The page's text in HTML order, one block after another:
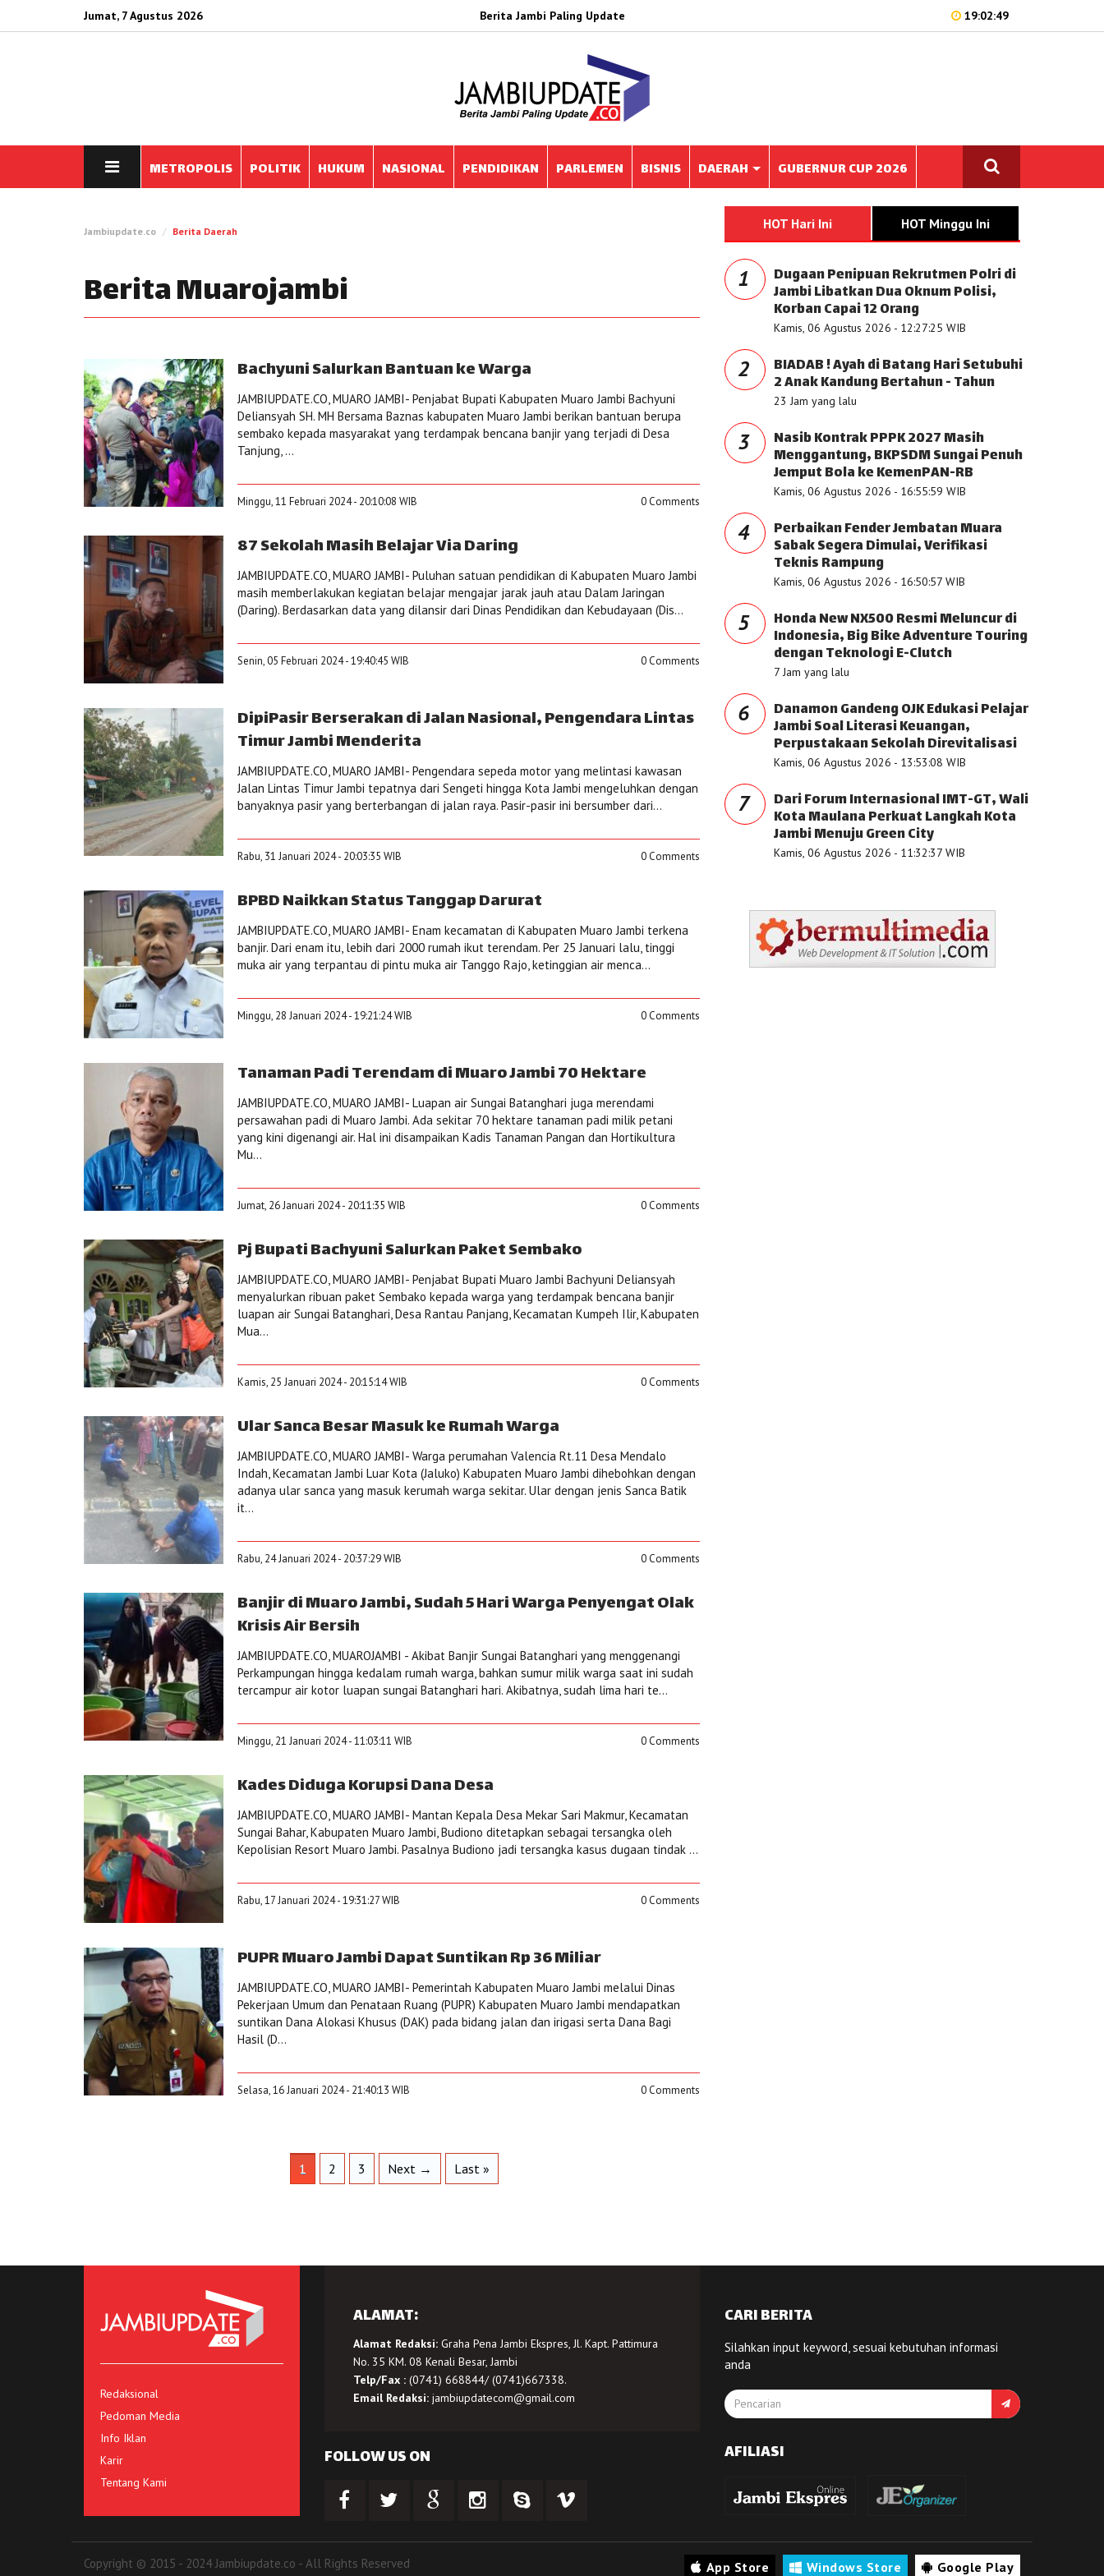
Jumat, 7 Agustus 2026 Berita Jambi Paling Update 19:02:49
METROPOLIS POLITIK HUKUM NASIONAL PENDIDIKAN PARLEMEN BISNIS DAERAH GUBERNUR CUP 2026
Jambiupdate.co Berita Daerah
Berita Muarojambi
Bachyuni Salurkan Bantuan ke Warga
JAMBIUPDATE.CO, MUARO JAMBI- Penjabat Bupati Kabupaten Muaro Jambi Bachyuni
Deliansyah SH. MH Bersama Baznas kabupaten Muaro Jambi berikan bantuan berupa
sembako kepada masyarakat yang terdampak bencana banjir yang terjadi di Desa
Tanjung, ...
Minggu, 11 Februari 2024 - 20:10:08 WIB 0 Comments
87 Sekolah Masih Belajar Via Daring
JAMBIUPDATE.CO, MUARO JAMBI- Puluhan satuan pendidikan di Kabupaten Muaro Jambi
masih memberlakukan kegiatan belajar mengajar jarak jauh atau Dalam Jaringan
(Daring). Berdasarkan data yang dilansir dari Dinas Pendidikan dan Kebudayaan (Dis...
Senin, 05 Februari 2024 - 19:40:45 WIB 0 Comments
DipiPasir Berserakan di Jalan Nasional, Pengendara Lintas
Timur Jambi Menderita
JAMBIUPDATE.CO, MUARO JAMBI- Pengendara sepeda motor yang melintasi kawasan
Jalan Lintas Timur Jambi tepatnya dari Sengeti hingga Kota Jambi mengeluhkan dengan
banyaknya pasir yang berterbangan di jalan raya. Pasir-pasir ini bersumber dari...
Rabu, 31 Januari 2024 - 20:03:35 WIB 0 Comments
BPBD Naikkan Status Tanggap Darurat
JAMBIUPDATE.CO, MUARO JAMBI- Enam kecamatan di Kabupaten Muaro Jambi terkena
banjir. Dari enam itu, lebih dari 2000 rumah ikut terendam. Per 25 Januari lalu, tinggi
muka air yang terpantau di pintu muka air Tanggo Rajo, ketinggian air menca...
Minggu, 28 Januari 2024 - 19:21:24 WIB 0 Comments
Tanaman Padi Terendam di Muaro Jambi 70 Hektare
JAMBIUPDATE.CO, MUARO JAMBI- Luapan air Sungai Batanghari juga merendami
persawahan padi di Muaro Jambi. Ada sekitar 70 hektare tanaman padi milik petani
yang kini digenangi air. Hal ini disampaikan Kadis Tanaman Pangan dan Hortikultura
Mu...
Jumat, 26 Januari 2024 - 20:11:35 WIB 0 Comments
Pj Bupati Bachyuni Salurkan Paket Sembako
JAMBIUPDATE.CO, MUARO JAMBI- Penjabat Bupati Muaro Jambi Bachyuni Deliansyah
menyalurkan ribuan paket Sembako kepada warga yang terdampak bencana banjir
luapan air Sungai Batanghari, Desa Rantau Panjang, Kecamatan Kumpeh Ilir, Kabupaten
Mua...
Kamis, 25 Januari 2024 - 20:15:14 WIB 0 Comments
Ular Sanca Besar Masuk ke Rumah Warga
JAMBIUPDATE.CO, MUARO JAMBI- Warga perumahan Valencia Rt.11 Desa Mendalo
Indah, Kecamatan Jambi Luar Kota (Jaluko) Kabupaten Muaro Jambi dihebohkan dengan
adanya ular sanca yang masuk kerumah warga sekitar. Ular dengan jenis Sanca Batik
it...
Rabu, 24 Januari 2024 - 20:37:29 WIB 0 Comments
Banjir di Muaro Jambi, Sudah 5 Hari Warga Penyengat Olak
Krisis Air Bersih
JAMBIUPDATE.CO, MUAROJAMBI - Akibat Banjir Sungai Batanghari yang menggenangi
Perkampungan hingga kedalam rumah warga, bahkan sumur milik warga saat ini sudah
tercampur air kotor luapan sungai Batanghari hari. Akibatnya, sudah lima hari te...
Minggu, 21 Januari 2024 - 11:03:11 WIB 0 Comments
Kades Diduga Korupsi Dana Desa
JAMBIUPDATE.CO, MUARO JAMBI- Mantan Kepala Desa Mekar Sari Makmur, Kecamatan
Sungai Bahar, Kabupaten Muaro Jambi, Budiono ditetapkan sebagai tersangka oleh
Kepolisian Resort Muaro Jambi. Pasalnya Budiono jadi tersangka kasus dugaan tindak ...
Rabu, 17 Januari 2024 - 19:31:27 WIB 0 Comments
PUPR Muaro Jambi Dapat Suntikan Rp 36 Miliar
JAMBIUPDATE.CO, MUARO JAMBI- Pemerintah Kabupaten Muaro Jambi melalui Dinas
Pekerjaan Umum dan Penataan Ruang (PUPR) Kabupaten Muaro Jambi mendapatkan
suntikan Dana Alokasi Khusus (DAK) pada bidang jalan dan irigasi serta Dana Bagi
Hasil (D...
Selasa, 16 Januari 2024 - 21:40:13 WIB 0 Comments
1 2 3 Next → Last »
HOT Hari Ini HOT Minggu Ini
1 Dugaan Penipuan Rekrutmen Polri di
Jambi Libatkan Dua Oknum Polisi,
Korban Capai 12 Orang
Kamis, 06 Agustus 2026 - 12:27:25 WIB
2 BIADAB ! Ayah di Batang Hari Setubuhi
2 Anak Kandung Bertahun - Tahun
23 Jam yang lalu
3 Nasib Kontrak PPPK 2027 Masih
Menggantung, BKPSDM Sungai Penuh
Jemput Bola ke KemenPAN-RB
Kamis, 06 Agustus 2026 - 16:55:59 WIB
4 Perbaikan Fender Jembatan Muara
Sabak Segera Dimulai, Verifikasi
Teknis Rampung
Kamis, 06 Agustus 2026 - 16:50:57 WIB
5 Honda New NX500 Resmi Meluncur di
Indonesia, Big Bike Adventure Touring
dengan Teknologi E-Clutch
7 Jam yang lalu
6 Danamon Gandeng OJK Edukasi Pelajar
Jambi Soal Literasi Keuangan,
Perpustakaan Sekolah Direvitalisasi
Kamis, 06 Agustus 2026 - 13:53:08 WIB
7 Dari Forum Internasional IMT-GT, Wali
Kota Maulana Perkuat Langkah Kota
Jambi Menuju Green City
Kamis, 06 Agustus 2026 - 11:32:37 WIB
Redaksional
Pedoman Media
Info Iklan
Karir
Tentang Kami
ALAMAT:
Alamat Redaksi:Graha Pena Jambi Ekspres, Jl. Kapt. Pattimura
No. 35 KM. 08 Kenali Besar, Jambi
Telp/Fax :(0741) 668844/ (0741)667338.
Email Redaksi: jambiupdatecom@gmail.com
FOLLOW US ON
CARI BERITA
Silahkan input keyword, sesuai kebutuhan informasi
anda
AFILIASI
Copyright © 2015 - 2024 Jambiupdate.co - All Rights Reserved
App Store Windows Store Google Play